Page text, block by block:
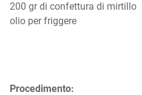
200 gr di confettura di mirtillo
olio per friggere
Procedimento: